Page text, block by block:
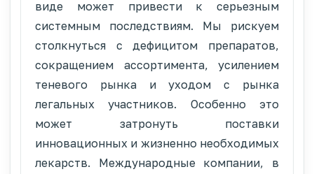
виде может привести к серьезным
системным последствиям. Мы рискуем
столкнуться с дефицитом препаратов,
сокращением ассортимента, усилением
теневого рынка и уходом с рынка
легальных участников. Особенно это
может затронуть поставки
инновационных и жизненно необходимых
лекарств. Международные компании, в